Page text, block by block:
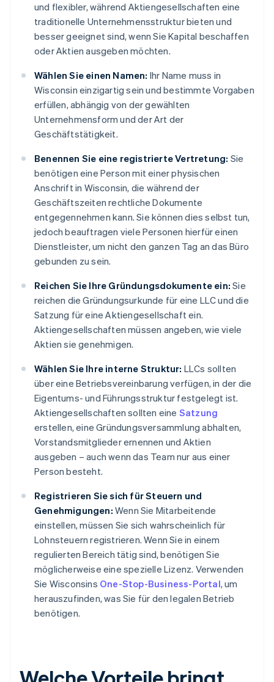
und flexibler, während Aktiengesellschaften eine
traditionelle Unternehmensstruktur bieten und
besser geeignet sind, wenn Sie Kapital beschaffen
oder Aktien ausgeben möchten.
Wählen Sie einen Namen: Ihr Name muss in
Wisconsin einzigartig sein und bestimmte Vorgaben
erfüllen, abhängig von der gewählten
Unternehmensform und der Art der
Geschäftstätigkeit.
Benennen Sie eine registrierte Vertretung: Sie
benötigen eine Person mit einer physischen
Anschrift in Wisconsin, die während der
Geschäftszeiten rechtliche Dokumente
entgegennehmen kann. Sie können dies selbst tun,
jedoch beauftragen viele Personen hierfür einen
Dienstleister, um nicht den ganzen Tag an das Büro
gebunden zu sein.
Reichen Sie Ihre Gründungsdokumente ein: Sie
reichen die Gründungsurkunde für eine LLC und die
Satzung für eine Aktiengesellschaft ein.
Aktiengesellschaften müssen angeben, wie viele
Aktien sie genehmigen.
Wählen Sie Ihre interne Struktur: LLCs sollten
über eine Betriebsvereinbarung verfügen, in der die
Eigentums- und Führungsstruktur festgelegt ist.
Aktiengesellschaften sollten eine Satzung
erstellen, eine Gründungsversammlung abhalten,
Vorstandsmitglieder ernennen und Aktien
ausgeben – auch wenn das Team nur aus einer
Person besteht.
Registrieren Sie sich für Steuern und
Genehmigungen: Wenn Sie Mitarbeitende
einstellen, müssen Sie sich wahrscheinlich für
Lohnsteuern registrieren. Wenn Sie in einem
regulierten Bereich tätig sind, benötigen Sie
möglicherweise eine spezielle Lizenz. Verwenden
Sie Wisconsins One-Stop-Business-Portal, um
herauszufinden, was Sie für den legalen Betrieb
benötigen.